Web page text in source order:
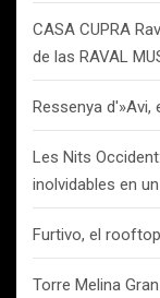
CASA CUPRA
de las RAVAL
Ressenya d'»Avi,
Les Nits
inolvidables en
Furtivo, el
Torre Melina